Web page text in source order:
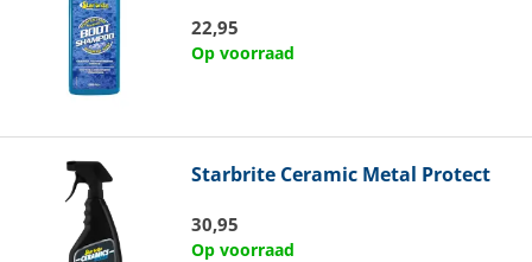
22,95
Op voorraad
Starbrite Ceramic Metal Protect
30,95
Op voorraad